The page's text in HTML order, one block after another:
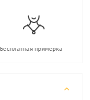
Бесплатная примерка